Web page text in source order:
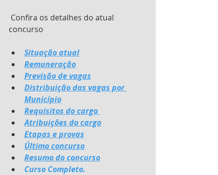
concurso
Situação atual
Remuneração
Previsão de vagas
Distribuição das vagas por
Município
Requisitos do cargo
Atribuições do cargo
Etapas e provas
Último concurso
Resumo do concurso
Curso Completo.